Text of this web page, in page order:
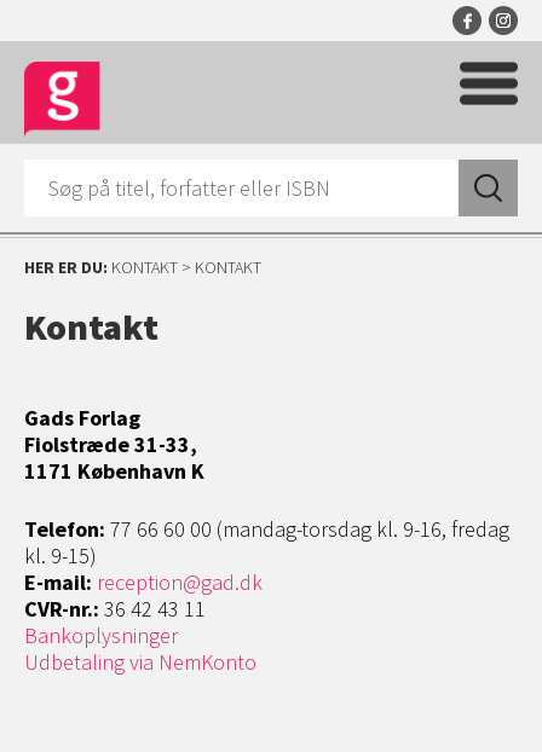
HER ER DU: KONTAKT > KONTAKT
Kontakt
Gads Forlag
Fiolstræde 31-33,
1171 København K
Telefon: 77 66 60 00 (mandag-torsdag kl. 9-16, fredag
kl. 9-15)
E-mail: reception@gad.dk
CVR-nr.: 36 42 43 11
Bankoplysninger
Udbetaling via NemKonto